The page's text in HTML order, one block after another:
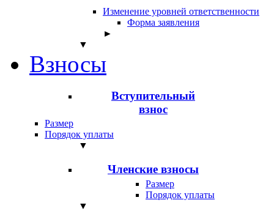
Изменение уровней ответственности
Форма заявления
►
▼
Взносы
Вступительный
взнос
Размер
Порядок уплаты
▼
Членские взносы
Размер
Порядок уплаты
▼